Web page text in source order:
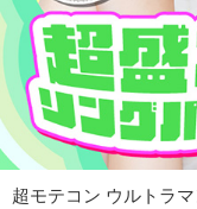
超モテコン ウルトラ